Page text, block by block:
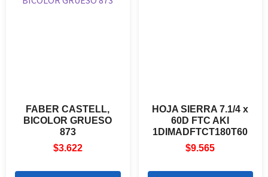
FABER CASTELL,
BICOLOR GRUESO
873
$3.622
HOJA SIERRA 7.1/4 x
60D FTC AKI
1DIMADFTCT180T60
$9.565